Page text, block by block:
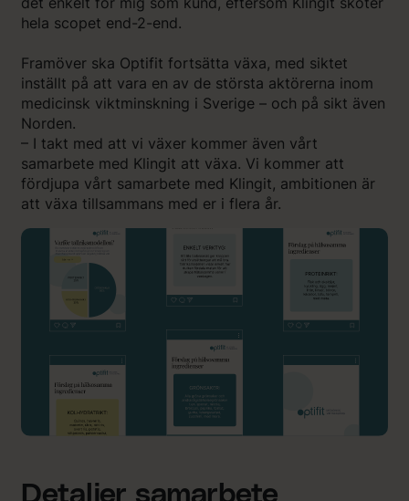
hela scopet end-2-end.
Framöver ska Optifit fortsätta växa, med siktet
inställt på att vara en av de största aktörerna inom
medicinsk viktminskning i Sverige – och på sikt även
Norden.
– I takt med att vi växer kommer även vårt
samarbete med Klingit att växa. Vi kommer att
fördjupa vårt samarbete med Klingit, ambitionen är
att växa tillsammans med er i flera år.